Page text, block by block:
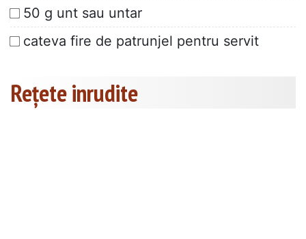
50 g unt sau untar
cateva fire de patrunjel pentru servit
Rețete inrudite